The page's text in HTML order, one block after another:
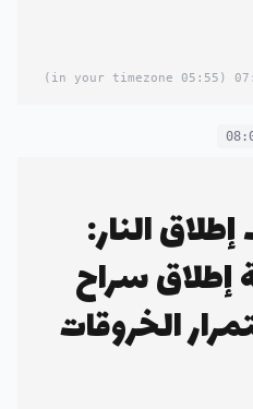
(05:55 in your timezone)
لوقف إطلاق النار:
إطلاق سراح
الخروقات